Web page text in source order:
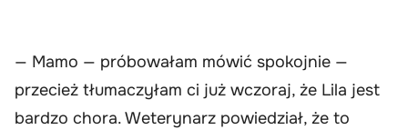
— Mamo — próbowałam mówić spokojnie —
przecież tłumaczyłam ci już wczoraj, że Lila jest
bardzo chora. Weterynarz powiedział, że to